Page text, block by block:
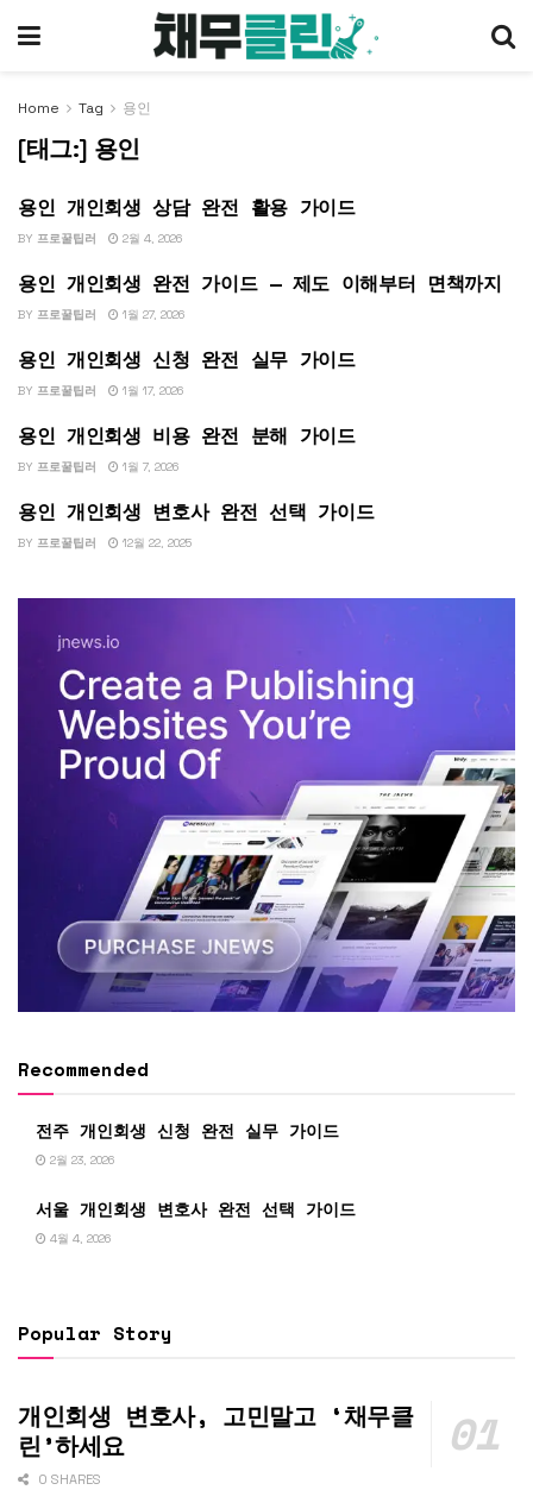
Home Tag 용인
[태그:] 용인
개인회생
용인 개인회생 상담 완전 활용 가이드
BY 프로꿀팁러 2월 4, 2026
개인회생
용인 개인회생 완전 가이드 — 제도 이해부터 면책까지
BY 프로꿀팁러 1월 27, 2026
개인회생
용인 개인회생 신청 완전 실무 가이드
BY 프로꿀팁러 1월 17, 2026
개인회생
용인 개인회생 비용 완전 분해 가이드
BY 프로꿀팁러 1월 7, 2026
개인회생
용인 개인회생 변호사 완전 선택 가이드
BY 프로꿀팁러 12월 22, 2025
Recommended
전주 개인회생 신청 완전 실무 가이드
2월 23, 2026
서울 개인회생 변호사 완전 선택 가이드
4월 4, 2026
Popular Story
개인회생 변호사, 고민말고 ‘채무클
린’하세요
0 SHARES